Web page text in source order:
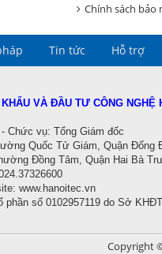
Chính sách
Tin tức Hỗ trợ
VÀ ĐẦU TƯ CÔNG NGHỆ
Chức vụ: Tổng Giám đốc
Quốc Tử Giám, Quận Đống
Đồng Tâm, Quận Hai Bà
www.hanoitec.vn
phần số 0102957119 do Sở
Copyright